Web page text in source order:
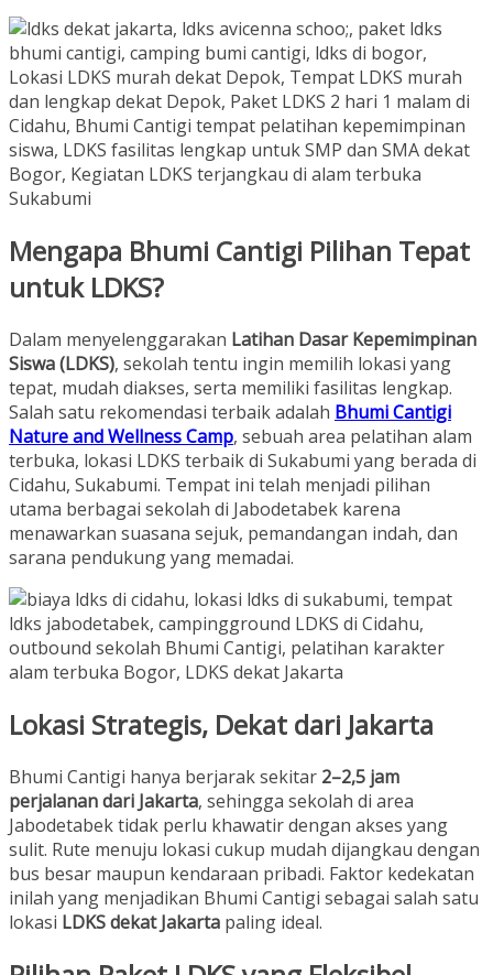
Mengapa Bhumi Cantigi Pilihan Tepat
untuk LDKS?
Dalam menyelenggarakan Latihan Dasar Kepemimpinan
Siswa (LDKS), sekolah tentu ingin memilih lokasi yang
tepat, mudah diakses, serta memiliki fasilitas lengkap.
Salah satu rekomendasi terbaik adalah Bhumi Cantigi
Nature and Wellness Camp, sebuah area pelatihan alam
terbuka, lokasi LDKS terbaik di Sukabumi yang berada di
Cidahu, Sukabumi. Tempat ini telah menjadi pilihan
utama berbagai sekolah di Jabodetabek karena
menawarkan suasana sejuk, pemandangan indah, dan
sarana pendukung yang memadai.
Lokasi Strategis, Dekat dari Jakarta
Bhumi Cantigi hanya berjarak sekitar 2–2,5 jam
perjalanan dari Jakarta, sehingga sekolah di area
Jabodetabek tidak perlu khawatir dengan akses yang
sulit. Rute menuju lokasi cukup mudah dijangkau dengan
bus besar maupun kendaraan pribadi. Faktor kedekatan
inilah yang menjadikan Bhumi Cantigi sebagai salah satu
lokasi LDKS dekat Jakarta paling ideal.